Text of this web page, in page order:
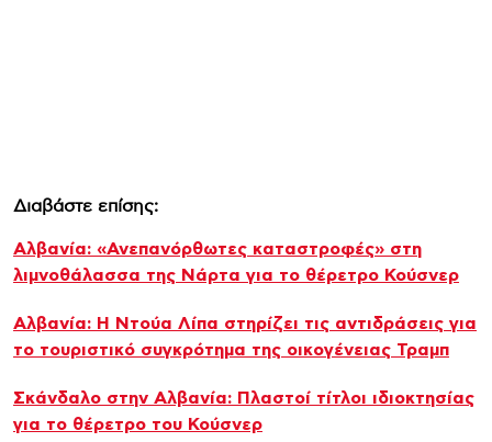
Διαβάστε επίσης:
Αλβανία: «Ανεπανόρθωτες καταστροφές» στη
λιμνοθάλασσα της Νάρτα για το θέρετρο Κούσνερ
Αλβανία: Η Ντούα Λίπα στηρίζει τις αντιδράσεις για
το τουριστικό συγκρότημα της οικογένειας Τραμπ
Σκάνδαλο στην Αλβανία: Πλαστοί τίτλοι ιδιοκτησίας
για το θέρετρο του Κούσνερ